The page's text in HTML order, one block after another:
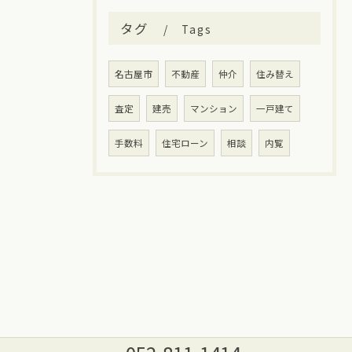
タグ Tags
名古屋市 不動産 仲介 住み替え
査定 建売 マンション 一戸建て
手数料 住宅ローン 相談 内覧